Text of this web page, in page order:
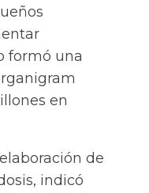
formó una
en
de
indicó